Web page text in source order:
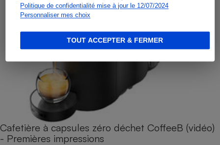
Politique de confidentialité mise à jour le 12/07/2024
Personnaliser mes choix
TOUT ACCEPTER & FERMER
Cafetière à capsules zéro déchet CoffeeB (vidéo)
- Premières impressions